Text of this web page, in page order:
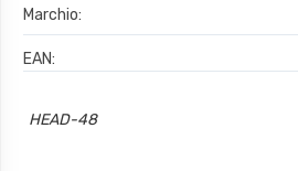
Marchio:
EAN:
HEAD-48